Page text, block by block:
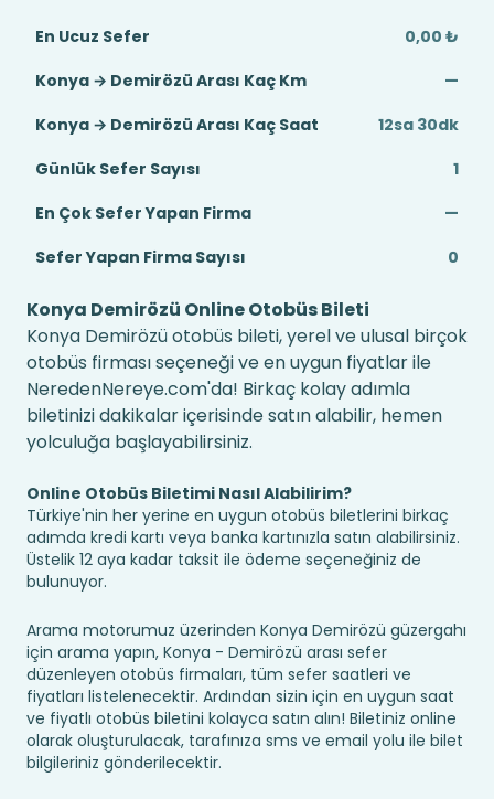
En Ucuz Sefer
0,00 ₺
Konya → Demirözü Arası Kaç Km
—
Konya → Demirözü Arası Kaç Saat
12sa 30dk
Günlük Sefer Sayısı
1
En Çok Sefer Yapan Firma
—
Sefer Yapan Firma Sayısı
0
Konya Demirözü Online Otobüs Bileti
Konya Demirözü otobüs bileti, yerel ve ulusal birçok
otobüs firması seçeneği ve en uygun fiyatlar ile
NeredenNereye.com'da! Birkaç kolay adımla
biletinizi dakikalar içerisinde satın alabilir, hemen
yolculuğa başlayabilirsiniz.
Online Otobüs Biletimi Nasıl Alabilirim?
Türkiye'nin her yerine en uygun otobüs biletlerini birkaç
adımda kredi kartı veya banka kartınızla satın alabilirsiniz.
Üstelik 12 aya kadar taksit ile ödeme seçeneğiniz de
bulunuyor.
Arama motorumuz üzerinden Konya Demirözü güzergahı
için arama yapın, Konya - Demirözü arası sefer
düzenleyen otobüs firmaları, tüm sefer saatleri ve
fiyatları listelenecektir. Ardından sizin için en uygun saat
ve fiyatlı otobüs biletini kolayca satın alın! Biletiniz online
olarak oluşturulacak, tarafınıza sms ve email yolu ile bilet
bilgileriniz gönderilecektir.